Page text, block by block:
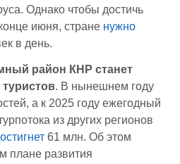
Однако чтобы достичь
июня, стране нужно
в день.
район КНР станет
. В нынешнем году
а к 2025 году ежегодный
из других регионов
61 млн. Об этом
плане развития